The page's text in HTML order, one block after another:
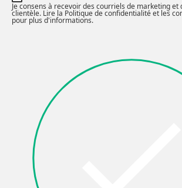
Je consens à recevoir des courriels de marketing et
clientèle. Lire la Politique de confidentialité et les
pour plus d'informations.
Facebook